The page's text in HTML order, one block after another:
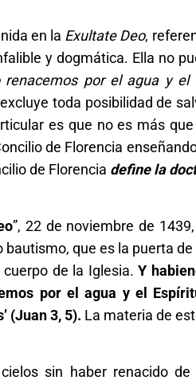
en la Exultate Deo,
y dogmática. Ella no
renacemos por el agua y el
toda posibilidad de
es que no es más
de Florencia
de Florencia define la
”, 22 de noviembre de 1439,
que es la puerta
cuerpo de la Iglesia.Y
por el agua y el
(Juan 3, 5). La materia de
sin haber renacido